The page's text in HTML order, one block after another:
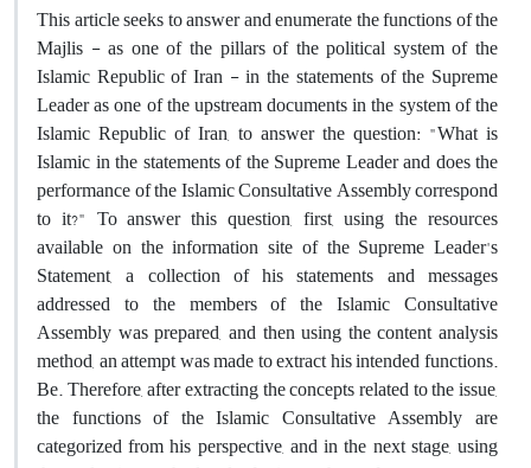
This article seeks to answer and enumerate the functions of the
Majlis - as one of the pillars of the political system of the
Islamic Republic of Iran - in the statements of the Supreme
Leader as one of the upstream documents in the system of the
Islamic Republic of Iran, to answer the question: "What is
Islamic in the statements of the Supreme Leader and does the
performance of the Islamic Consultative Assembly correspond
to it?" To answer this question, first, using the resources
available on the information site of the Supreme Leader's
Statement, a collection of his statements and messages
addressed to the members of the Islamic Consultative
Assembly was prepared, and then using the content analysis
method, an attempt was made to extract his intended functions.
Be. Therefore, after extracting the concepts related to the issue,
the functions of the Islamic Consultative Assembly are
categorized from his perspective, and in the next stage, using